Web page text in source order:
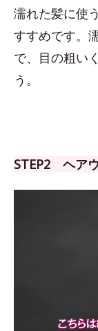
濡れた髪に使
すすめです。
で、目の粗い
う。
STEP2 ヘア